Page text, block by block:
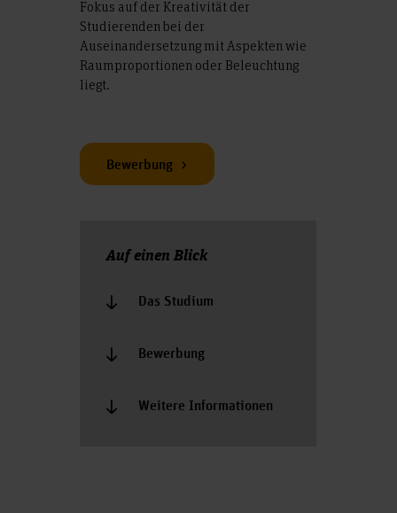
Fokus auf der Kreativität der
Studierenden bei der
Auseinandersetzung mit Aspekten wie
Raumproportionen oder Beleuchtung
liegt.
Bewerbung
Auf einen Blick
Das Studium
Bewerbung
Weitere Informationen